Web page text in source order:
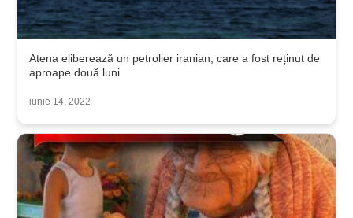
Atena eliberează un petrolier iranian, care a fost reținut de
aproape două luni
iunie 14, 2022